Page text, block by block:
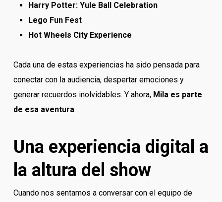
Harry Potter: Yule Ball Celebration
Lego Fun Fest
Hot Wheels City Experience
Cada una de estas experiencias ha sido pensada para
conectar con la audiencia, despertar emociones y
generar recuerdos inolvidables. Y ahora, Mila es parte
de esa aventura.
Una experiencia digital a
la altura del show
Cuando nos sentamos a conversar con el equipo de